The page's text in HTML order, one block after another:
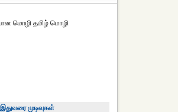
மொழி தமிழ் மொழி
இதுவரை முடிவுகள்